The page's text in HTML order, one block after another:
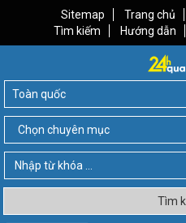
Sitemap Trang chủ
Tìm kiếm
Hướng dẫn
Tìm